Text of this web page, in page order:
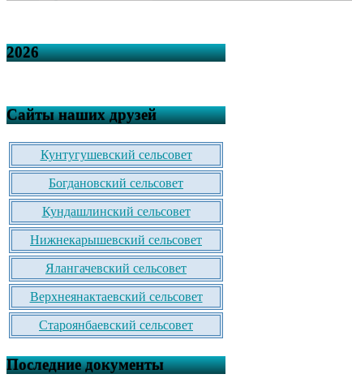
2026
Сайты наших друзей
Кунтугушевский сельсовет
Богдановский сельсовет
Кундашлинский сельсовет
Нижнекарышевский сельсовет
Ялангачевский сельсовет
Верхнеянактаевский сельсовет
Староянбаевский сельсовет
Последние документы